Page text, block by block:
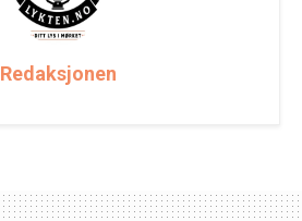
Redaksjonen